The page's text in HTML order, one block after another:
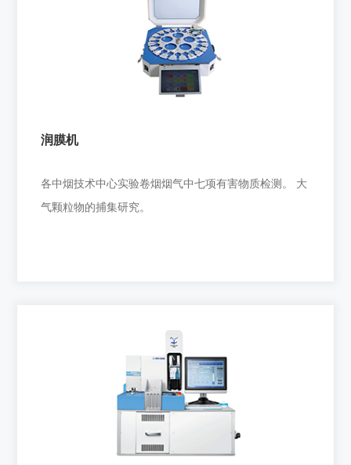
十通道转盘式吸烟机
适用于各毒理研究中心，动物吸烟染毒实验；适用于各
大医院呼吸中心实验室；适用于各烟厂
润膜机
各中烟技术中心实验卷烟烟气中七项有害物质检测。 大
气颗粒物的捕集研究。
各中烟技术中心实验卷烟烟气中七项有害物质检测。 大